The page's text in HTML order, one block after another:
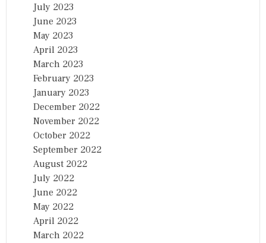
July 2023
June 2023
May 2023
April 2023
March 2023
February 2023
January 2023
December 2022
November 2022
October 2022
September 2022
August 2022
July 2022
June 2022
May 2022
April 2022
March 2022